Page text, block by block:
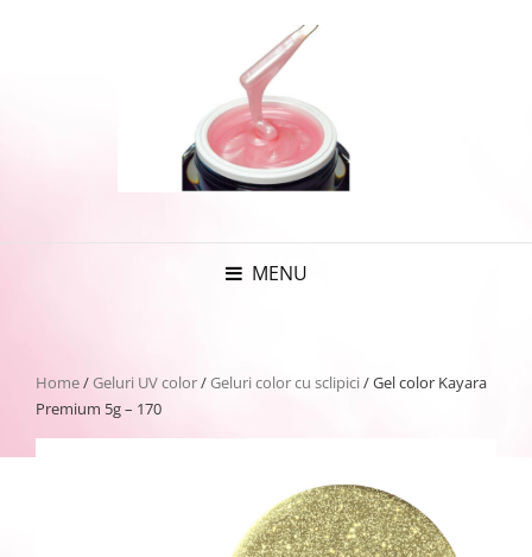
MENU
Home/Geluri UV color/Geluri color cu sclipici/ Gel color Kayara
Premium 5g – 170